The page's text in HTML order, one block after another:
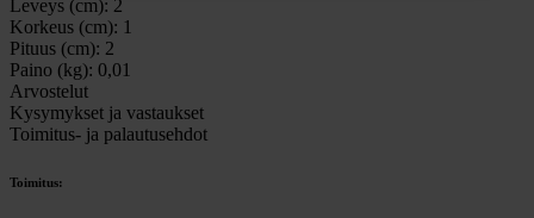
Leveys (cm): 2
Korkeus (cm): 1
Pituus (cm): 2
Paino (kg): 0,01
Arvostelut
Kysymykset ja vastaukset
Toimitus- ja palautusehdot
Toimitus: